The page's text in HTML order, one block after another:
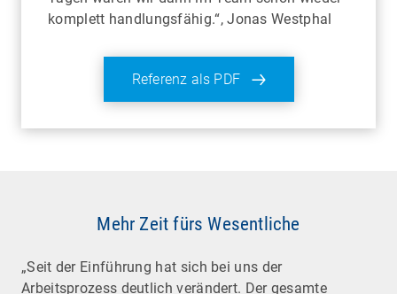
komplett handlungsfähig.“, Jonas Westphal
Referenz als PDF
Mehr Zeit fürs Wesentliche
„Seit der Einführung hat sich bei uns der
Arbeitsprozess deutlich verändert. Der gesamte